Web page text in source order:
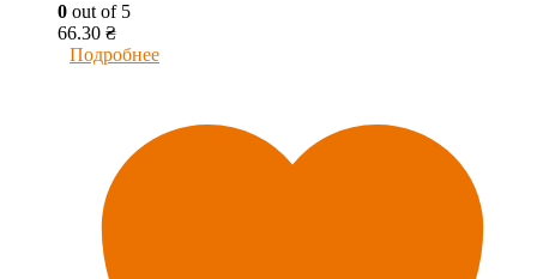
0 out of 5
66.30 ₴
Подробнее